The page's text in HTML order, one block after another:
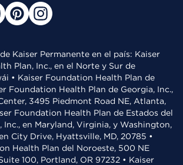
Kaiser Permanente en el país: Kaiser
Plan, Inc., en el Norte y Sur de
• Kaiser Foundation Health Plan de
Foundation Health Plan de Georgia, Inc.,
3495 Piedmont Road NE, Atlanta,
Foundation Health Plan de Estados del
en Maryland, Virginia, y Washington,
City Drive, Hyattsville, MD, 20785 •
Health Plan del Noroeste, 500 NE
100, Portland, OR 97232 • Kaiser